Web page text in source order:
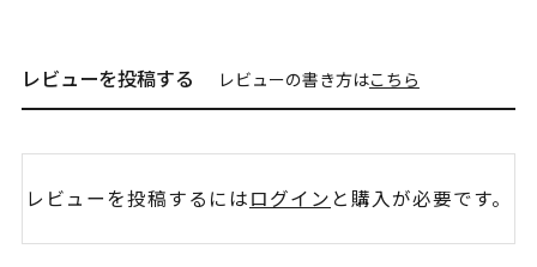
レビューを投稿する レビューの書き方はこちら
レビューを投稿するにはログイン と購入が必要です。